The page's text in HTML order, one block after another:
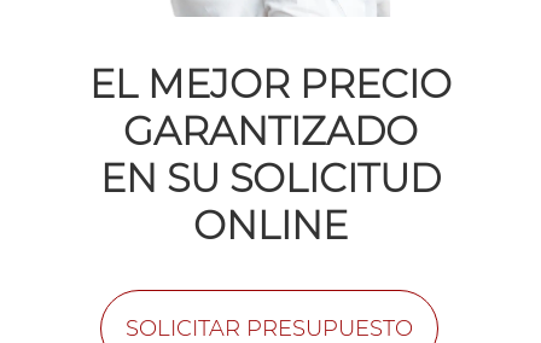
EL MEJOR PRECIO
GARANTIZADO
EN SU SOLICITUD
ONLINE
SOLICITAR PRESUPUESTO